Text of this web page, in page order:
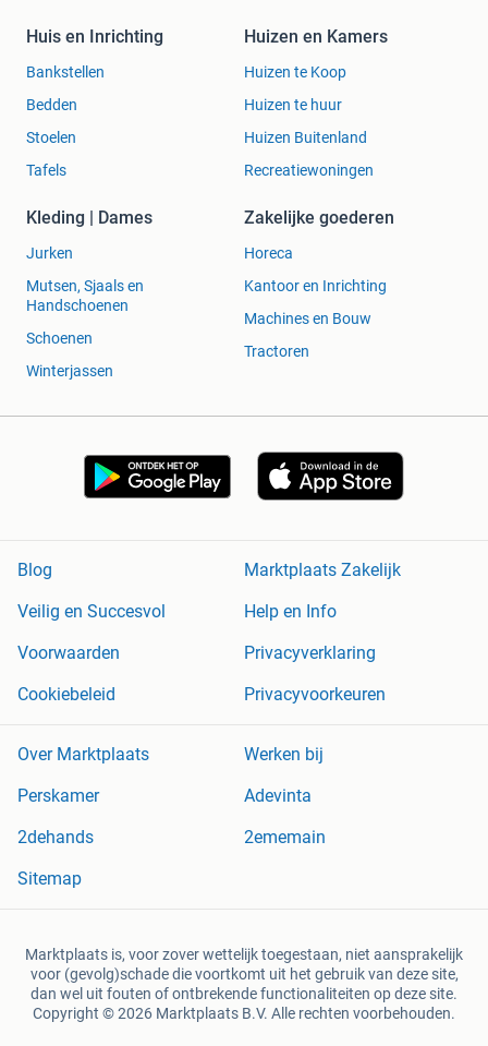
Huis en Inrichting
Bankstellen
Bedden
Stoelen
Tafels
Huizen en Kamers
Huizen te Koop
Huizen te huur
Huizen Buitenland
Recreatiewoningen
Kleding | Dames
Jurken
Mutsen, Sjaals en
Handschoenen
Schoenen
Winterjassen
Zakelijke goederen
Horeca
Kantoor en Inrichting
Machines en Bouw
Tractoren
Blog
Marktplaats Zakelijk
Veilig en Succesvol
Help en Info
Voorwaarden
Privacyverklaring
Cookiebeleid
Privacyvoorkeuren
Over Marktplaats
Werken bij
Perskamer
Adevinta
2dehands
2ememain
Sitemap
Marktplaats is, voor zover wettelijk toegestaan, niet aansprakelijk
voor (gevolg)schade die voortkomt uit het gebruik van deze site,
dan wel uit fouten of ontbrekende functionaliteiten op deze site.
Copyright © 2026 Marktplaats B.V. Alle rechten voorbehouden.